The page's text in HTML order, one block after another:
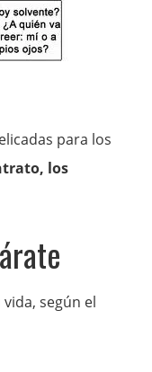
para los
los
vida, según el